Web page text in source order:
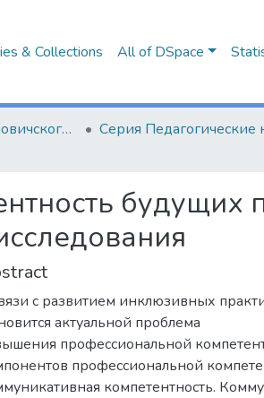
& Collections All of DSpace
Вестник Барановичского государственного университета
будущих
с развитием инклюзивных
актуальной проблема
профессиональной
профессиональной
компетентность.